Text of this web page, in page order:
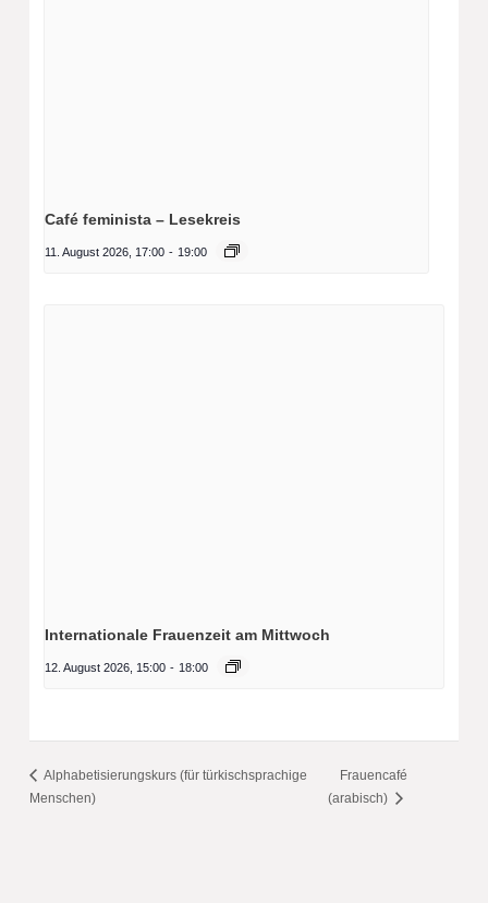
Café feminista – Lesekreis
11. August 2026, 17:00 - 19:00
Internationale Frauenzeit am Mittwoch
12. August 2026, 15:00 - 18:00
Alphabetisierungskurs (für türkischsprachige
Menschen)
Frauencafé
(arabisch)